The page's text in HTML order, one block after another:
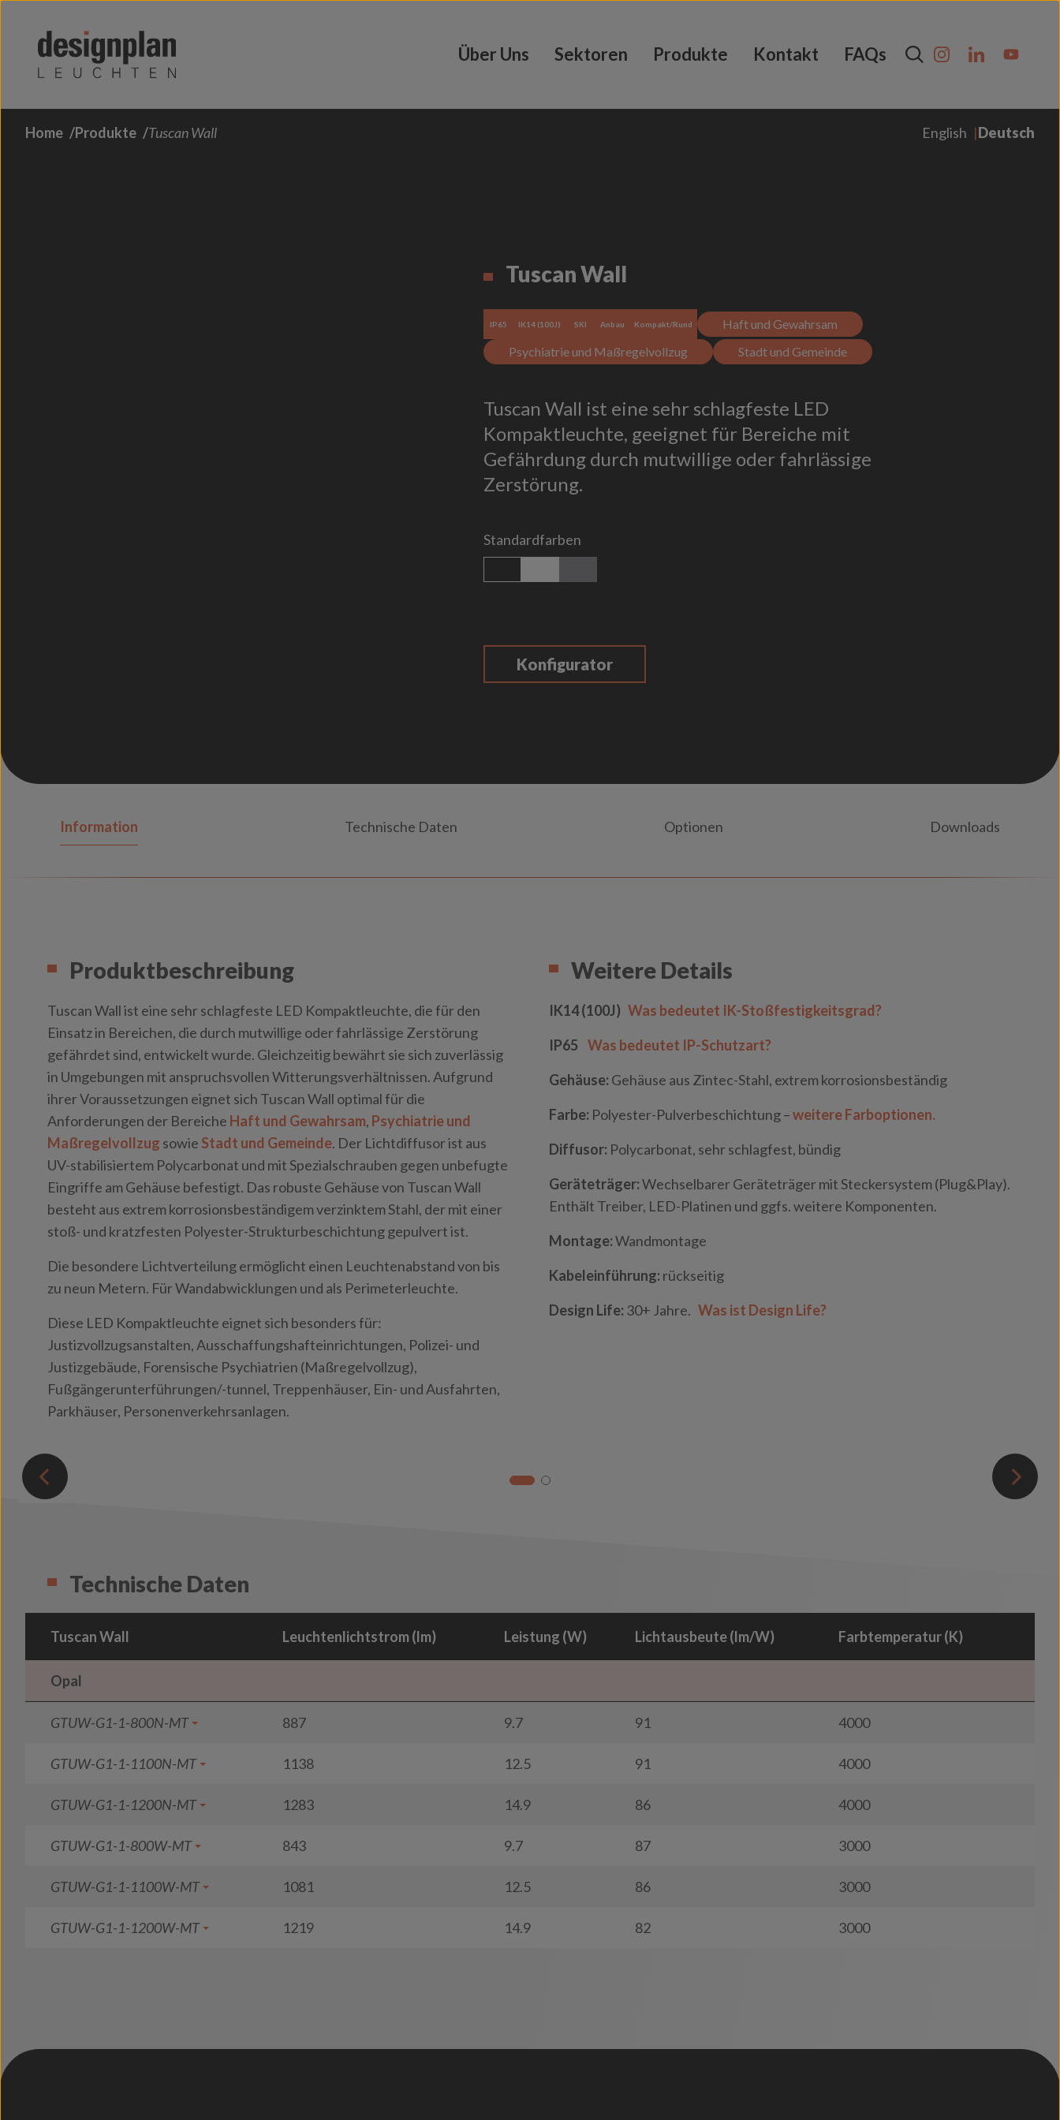
Über Uns Sektoren Produkte Kontakt FAQs
Home Produkte Tuscan Wall English Deutsch
Tuscan Wall
IP65 IK14 (100J) SKI Anbau Kompakt/Rund
Haft und Gewahrsam
Psychiatrie und Maßregelvollzug
Stadt und Gemeinde
Tuscan Wall ist eine sehr schlagfeste LED
Kompaktleuchte, geeignet für Bereiche mit
Gefährdung durch mutwillige oder fahrlässige
Zerstörung.
Standardfarben
Konfigurator
Information Technische Daten Optionen Downloads
Produktbeschreibung
Tuscan Wall ist eine sehr schlagfeste LED Kompaktleuchte, die für den
Einsatz in Bereichen, die durch mutwillige oder fahrlässige Zerstörung
gefährdet sind, entwickelt wurde. Gleichzeitig bewährt sie sich zuverlässig
in Umgebungen mit anspruchsvollen Witterungsverhältnissen. Aufgrund
ihrer Voraussetzungen eignet sich Tuscan Wall optimal für die
Anforderungen der Bereiche Haft und Gewahrsam, Psychiatrie und
Maßregelvollzug sowie Stadt und Gemeinde. Der Lichtdiffusor ist aus
UV-stabilisiertem Polycarbonat und mit Spezialschrauben gegen unbefugte
Eingriffe am Gehäuse befestigt. Das robuste Gehäuse von Tuscan Wall
besteht aus extrem korrosionsbeständigem verzinktem Stahl, der mit einer
stoß- und kratzfesten Polyester-Strukturbeschichtung gepulvert ist.
Die besondere Lichtverteilung ermöglicht einen Leuchtenabstand von bis
zu neun Metern. Für Wandabwicklungen und als Perimeterleuchte.
Diese LED Kompaktleuchte eignet sich besonders für:
Justizvollzugsanstalten, Ausschaffungshafteinrichtungen, Polizei- und
Justizgebäude, Forensische Psychiatrien (Maßregelvollzug),
Fußgängerunterführungen/-tunnel, Treppenhäuser, Ein- und Ausfahrten,
Parkhäuser, Personenverkehrsanlagen.
Weitere Details
IK14 (100J) Was bedeutet IK-Stoßfestigkeitsgrad?
IP65 Was bedeutet IP-Schutzart?
Gehäuse: Gehäuse aus Zintec-Stahl, extrem korrosionsbeständig
Farbe: Polyester-Pulverbeschichtung –weitere Farboptionen.
Diffusor: Polycarbonat, sehr schlagfest, bündig
Geräteträger:Wechselbarer Geräteträger mit Steckersystem (Plug&Play).
Enthält Treiber, LED-Platinen und ggfs. weitere Komponenten.
Montage:Wandmontage
Kabeleinführung: rückseitig
Design Life: 30+ Jahre. Was ist Design Life?
Technische Daten
Tuscan Wall Leuchtenlichtstrom (lm) Leistung (W) Lichtausbeute (lm/W) Farbtemperatur (K)
Opal
GTUW-G1-1-800N-MT 887 9.7 91 4000
GTUW-G1-1-1100N-MT 1138 12.5 91 4000
GTUW-G1-1-1200N-MT 1283 14.9 86 4000
GTUW-G1-1-800W-MT 843 9.7 87 3000
GTUW-G1-1-1100W-MT 1081 12.5 86 3000
GTUW-G1-1-1200W-MT 1219 14.9 82 3000